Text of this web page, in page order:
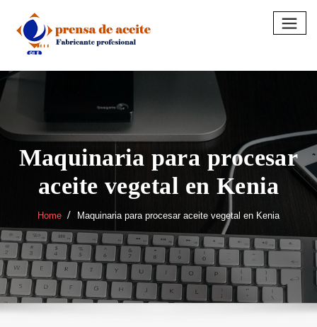
content
Maquinaria para procesar
aceite vegetal en Kenia
Home Maquinaria para procesar aceite vegetal en Kenia